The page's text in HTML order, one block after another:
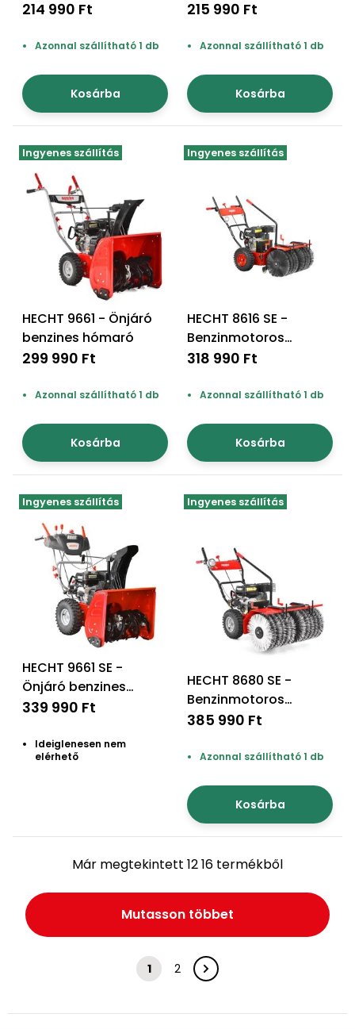
214 990 Ft
Azonnal szállítható 1 db
Kosárba
bmotoros hómaró
215 990 Ft
Azonnal szállítható 1 db
Kosárba
Ingyenes szállítás
HECHT 9661 - Önjáró
benzines hómaró
299 990 Ft
Azonnal szállítható 1 db
Kosárba
Ingyenes szállítás
HECHT 8616 SE -
Benzinmotoros
seprőgép
318 990 Ft
Azonnal szállítható 1 db
Kosárba
Ingyenes szállítás
HECHT 9661 SE -
Önjáró benzines
hómaró elektromos
339 990 Ft
Ideiglenesen nem
elérhető
Ingyenes szállítás
HECHT 8680 SE -
Benzinmotoros
seprőgép
385 990 Ft
Azonnal szállítható 1 db
Kosárba
Már megtekintett 12 16 termékből
Mutasson többet
1 2